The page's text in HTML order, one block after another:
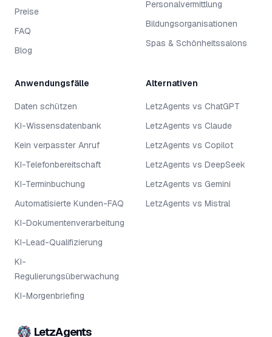
Preise
FAQ
Blog
Personalvermittlung
Bildungsorganisationen
Spas & Schönheitssalons
Anwendungsfälle
Daten schützen
KI-Wissensdatenbank
Kein verpasster Anruf
KI-Telefonbereitschaft
KI-Terminbuchung
Automatisierte Kunden-FAQ
KI-Dokumentenverarbeitung
KI-Lead-Qualifizierung
KI-
Regulierungsüberwachung
KI-Morgenbriefing
Alternativen
LetzAgents vs ChatGPT
LetzAgents vs Claude
LetzAgents vs Copilot
LetzAgents vs DeepSeek
LetzAgents vs Gemini
LetzAgents vs Mistral
LetzAgents